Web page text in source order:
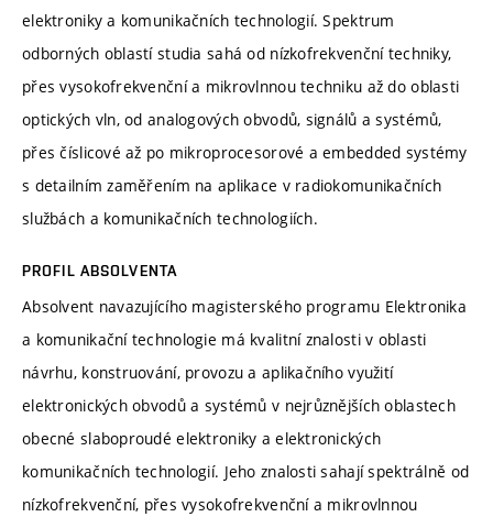
elektroniky a komunikačních technologií. Spektrum
odborných oblastí studia sahá od nízkofrekvenční techniky,
přes vysokofrekvenční a mikrovlnnou techniku až do oblasti
optických vln, od analogových obvodů, signálů a systémů,
přes číslicové až po mikroprocesorové a embedded systémy
s detailním zaměřením na aplikace v radiokomunikačních
službách a komunikačních technologiích.
PROFIL ABSOLVENTA
Absolvent navazujícího magisterského programu Elektronika
a komunikační technologie má kvalitní znalosti v oblasti
návrhu, konstruování, provozu a aplikačního využití
elektronických obvodů a systémů v nejrůznějších oblastech
obecné slaboproudé elektroniky a elektronických
komunikačních technologií. Jeho znalosti sahají spektrálně od
nízkofrekvenční, přes vysokofrekvenční a mikrovlnnou